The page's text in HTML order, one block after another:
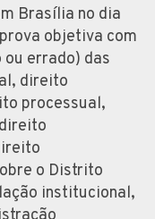
Brasília no dia
objetiva com
errado) das
direito
processual,
o Distrito
institucional,